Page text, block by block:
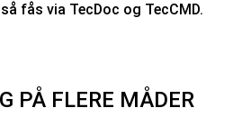
fås via TecDoc og TecCMD.
PÅ FLERE MÅDER